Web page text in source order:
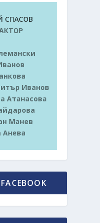
СПАСОВ
Иванов
Атанасова
Манев
Анева